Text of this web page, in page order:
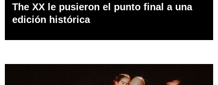
The XX le pusieron el punto final a una
edición histórica